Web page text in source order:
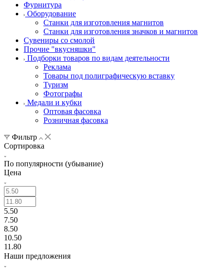
Фурнитура
Оборудование
Станки для изготовления магнитов
Станки для изготовления значков и магнитов
Сувениры со смолой
Прочие "вкусняшки"
Подборки товаров по видам деятельности
Реклама
Товары под полиграфическую вставку
Туризм
Фотографы
Медали и кубки
Оптовая фасовка
Розничная фасовка
Фильтр
Сортировка
По популярности (убывание)
Цена
5.50
7.50
8.50
10.50
11.80
Наши предложения